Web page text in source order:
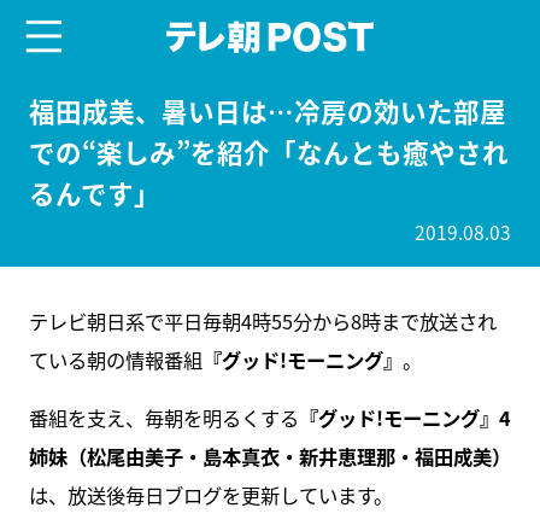
福田成美、暑い日は…冷房の効いた部屋
での“楽しみ”を紹介「なんとも癒やされ
るんです」
2019.08.03
テレビ朝日系で平日毎朝4時55分から8時まで放送され
ている朝の情報番組 『グッド!モーニング』 。
番組を支え、毎朝を明るくする 『グッド!モーニング』4
姉妹（松尾由美子・島本真衣・新井恵理那・福田成美）
は、放送後毎日ブログを更新しています。